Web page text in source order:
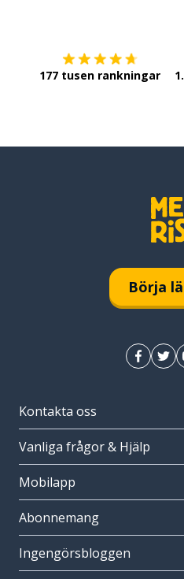
177 tusen rankningar
Börja
Kontakta oss
Vanliga frågor & Hjälp
Mobilapp
Abonnemang
Ingengörsbloggen